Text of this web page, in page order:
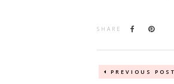
SHARE
PREVIOUS POST